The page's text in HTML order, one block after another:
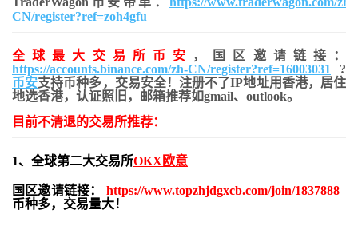
CN/register?ref=zoh4gfu
全球最大交易所 币安
，国区邀请链接：
https://accounts.binance.com/zh-CN/register?ref=16003031
?
币安支持币种多，交易安全！注册不了IP地址用香港，居住
地选香港，认证照旧， 邮箱推荐如gmail、outlook。
目前不清退的交易所推荐：
1、全球第二大交易所OKX欧意
国区邀请链接： https://www.topzhjdgxcb.com/join/1837888
币种多，交易量大！